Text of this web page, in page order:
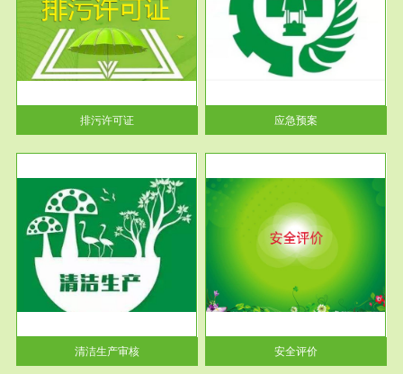
排污许可证
应急预案
根据《中华人民共和国环境保护
法》第十九条 企业事业单位应
当按照...
应急预案
清洁生产审核
服务范围
安全评价
安全评价安全评价目的是查找、
分析和预测工程、系统、生产经
营活...
安全评价